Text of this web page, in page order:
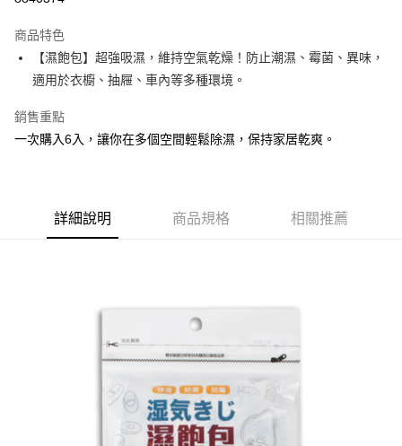
Apple Pay
街口支付
悠遊付
相關說明
【關於「AFTEE先享後付」】
３．安心：先確認商品／服務後，再付款。
【「AFTEE先享後付」結帳流程】
１．於結帳方式選擇「AFTEE先享後付」後，將跳轉至「AFTEE先享後付」
２．訂單成立數日內，您將收到繳費通知簡訊。
３．收到繳費通知簡訊後14天內，點擊此簡訊中的連結，可透過四大超商／
ATM／網路銀行／等多元方式進行付款，方視為交易完成。
※ 請注意：結帳手續完成當下不需立刻繳費，但若您需要取消訂單，請聯絡
ATM付款
每筆NT$60，滿NT$599(含以上)免運費
每筆NT$60，滿NT$599(含以上)免運費
商品特色
【濕飽包】超強吸濕，維持空氣乾燥！防止潮濕、霉菌、異味，
適用於衣櫥、抽屜、車內等多種環境。
銷售重點
一次購入6入，讓你在多個空間輕鬆除濕，保持家居乾爽。
詳細說明 商品規格 相關推薦